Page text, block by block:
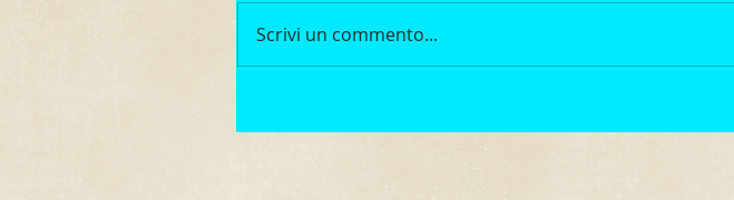
Scrivi un commento...